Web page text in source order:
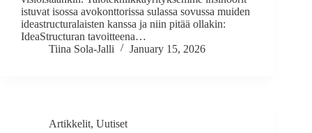
istuvat isossa avokonttorissa sulassa sovussa muiden
ideastructuralaisten kanssa ja niin pitää ollakin:
IdeaStructuran tavoitteena…
Tiina Sola-Jalli
January 15, 2026
Artikkelit, Uutiset